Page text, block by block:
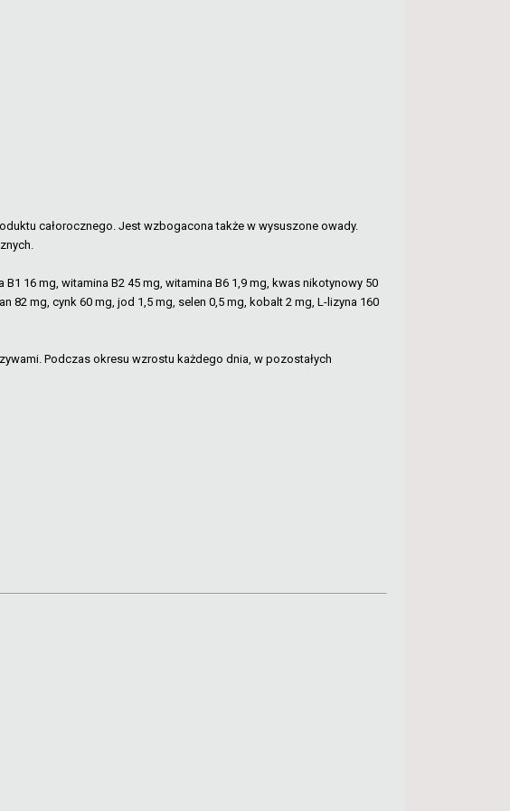
całorocznego. Jest wzbogacona także w wysuszone owady.
16 mg, witamina B2 45 mg, witamina B6 1,9 mg, kwas nikotynowy 50
mg, cynk 60 mg, jod 1,5 mg, selen 0,5 mg, kobalt 2 mg, L-lizyna 160
Podczas okresu wzrostu każdego dnia, w pozostałych